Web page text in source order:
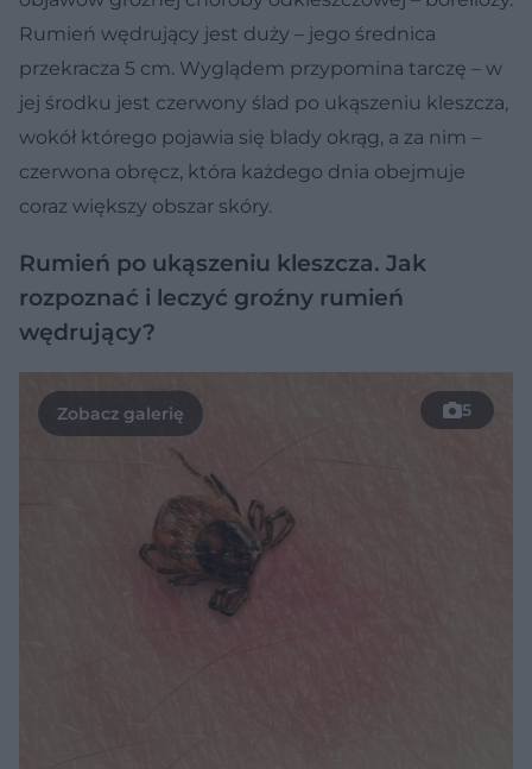
Rumień wędrujący jest duży – jego średnica
przekracza 5 cm. Wyglądem przypomina tarczę – w
jej środku jest czerwony ślad po ukąszeniu kleszcza,
wokół którego pojawia się blady okrąg, a za nim –
czerwona obręcz, która każdego dnia obejmuje
coraz większy obszar skóry.
Rumień po ukąszeniu kleszcza. Jak
rozpoznać i leczyć groźny rumień
wędrujący?
5